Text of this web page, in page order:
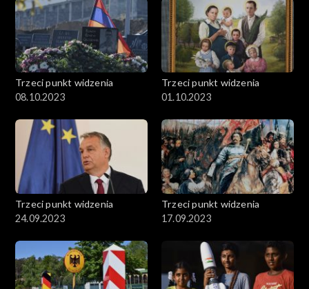
Trzeci punkt widzenia
08.10.2023
Trzeci punkt widzenia
01.10.2023
Trzeci punkt widzenia
24.09.2023
Trzeci punkt widzenia
17.09.2023